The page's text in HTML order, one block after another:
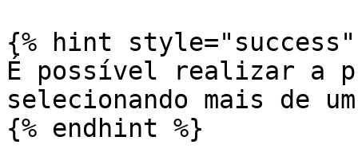
{% hint style="success"
É possível realizar a
selecionando mais de
{% endhint %}